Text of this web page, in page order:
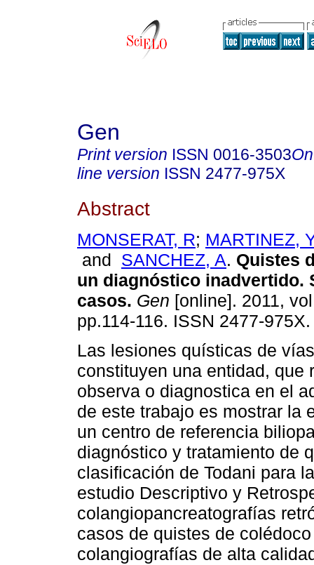
Gen
Print version ISSN 0016-3503
line version ISSN 2477-975X
Abstract
MONSERAT, R; MARTINEZ,
and SANCHEZ, A. Quistes
un diagnóstico inadvertido.
casos. Gen [online]. 2011,
pp.114-116. ISSN 2477-975X.
Las lesiones quísticas de
constituyen una entidad, que
observa o diagnostica en el
de este trabajo es mostrar la
un centro de referencia
diagnóstico y tratamiento de
clasificación de Todani para
estudio Descriptivo y
colangiopancreatografías
casos de quistes de
colangiografías de alta